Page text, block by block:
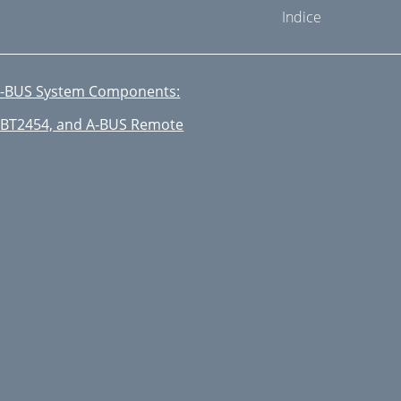
Indice
BUS System Components:
and A-BUS Remote